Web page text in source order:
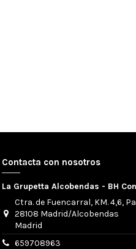
Contacta con nosotros
La Grupetta Alcobendas - BH
Ctra. de Fuencarral, KM. 4,6,
28108 Madrid/Alcobendas
Madrid
659708963